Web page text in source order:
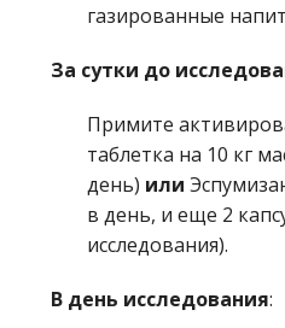
газированные
За сутки до
Примите
таблетка на 10 кг
день) или
в день, и еще 2
исследования).
В день исследования: